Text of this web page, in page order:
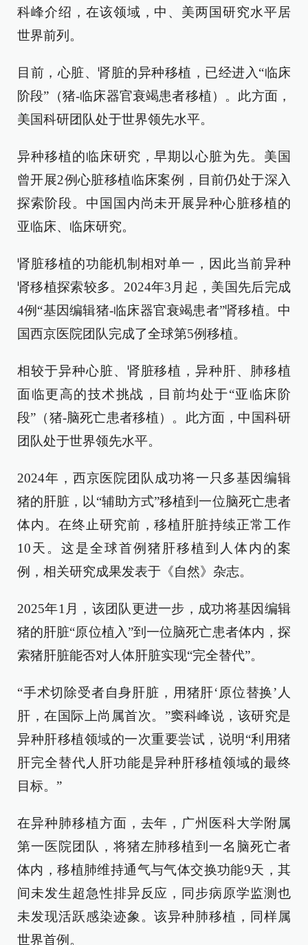
科峰介绍，在该领域，中、美两国研究水平居
世界前列。
目前，心脏、肾脏的异种移植，已经进入“临床
阶段”（猪-临床器官衰竭患者移植）。此方面，
美国科研团队处于世界领先水平。
异种移植的临床研究，早期以心脏为先。美国
曾开展2例心脏移植临床案例，目前仍处于深入
探索阶段。中国国内尚未开展异种心脏移植的
亚临床、临床研究。
肾脏移植的功能机制相对单一，因此当前异种
肾移植探索较多。2024年3月起，美国先后完成
4例“基因编辑猪-临床器官衰竭患者”肾移植。中
国西京医院团队完成了全球第5例移植。
相较于异种心脏、肾脏移植，异种肝、肺移植
面临更高的技术挑战，目前均处于“亚临床阶
段”（猪-脑死亡患者移植）。此方面，中国科研
团队处于世界领先水平。
2024年，西京医院团队成功将一只多基因编辑
猪的肝脏，以“辅助方式”移植到一位脑死亡患者
体内。在终止研究前，移植肝脏持续正常工作
10天。这是全球首例猪肝移植到人体内的案
例，相关研究成果发表于《自然》杂志。
2025年1月，该团队更进一步，成功将基因编辑
猪的肝脏“原位植入”到一位脑死亡患者体内，探
索猪肝脏能否对人体肝脏实现“完全替代”。
“手术切除受者自身肝脏，用猪肝‘原位替换’人
肝，在国际上尚属首次。”窦科峰说，该研究是
异种肝移植领域的一次重要尝试，说明“利用猪
肝完全替代人肝功能是异种肝移植领域的最终
目标。”
在异种肺移植方面，去年，广州医科大学附属
第一医院团队，将猪左肺移植到一名脑死亡者
体内，移植肺维持通气与气体交换功能9天，其
间未发生超急性排异反应，同步病原学监测也
未发现活跃感染迹象。该异种肺移植，同样属
世界首例。